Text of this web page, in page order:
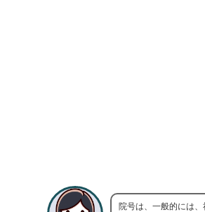
院号は、一般的には